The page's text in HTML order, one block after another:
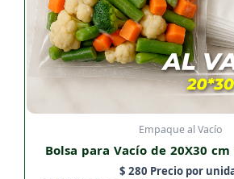
Empaque al Vacío
Bolsa para Vacío de 20X30
$ 280 Precio por